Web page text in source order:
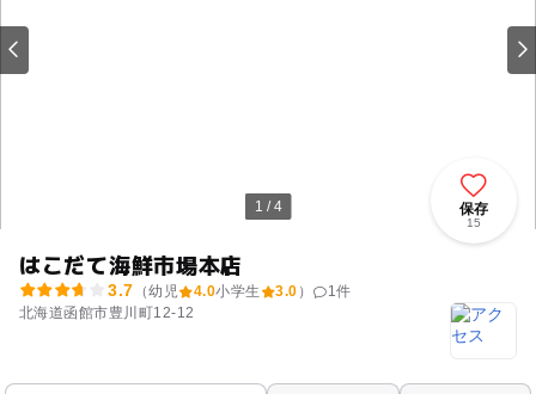
1 / 4
はこだて海鮮市場本店
3.7 （幼児 4.0小学生 3.0 ） 1件
北海道函館市豊川町12-12
保存
15